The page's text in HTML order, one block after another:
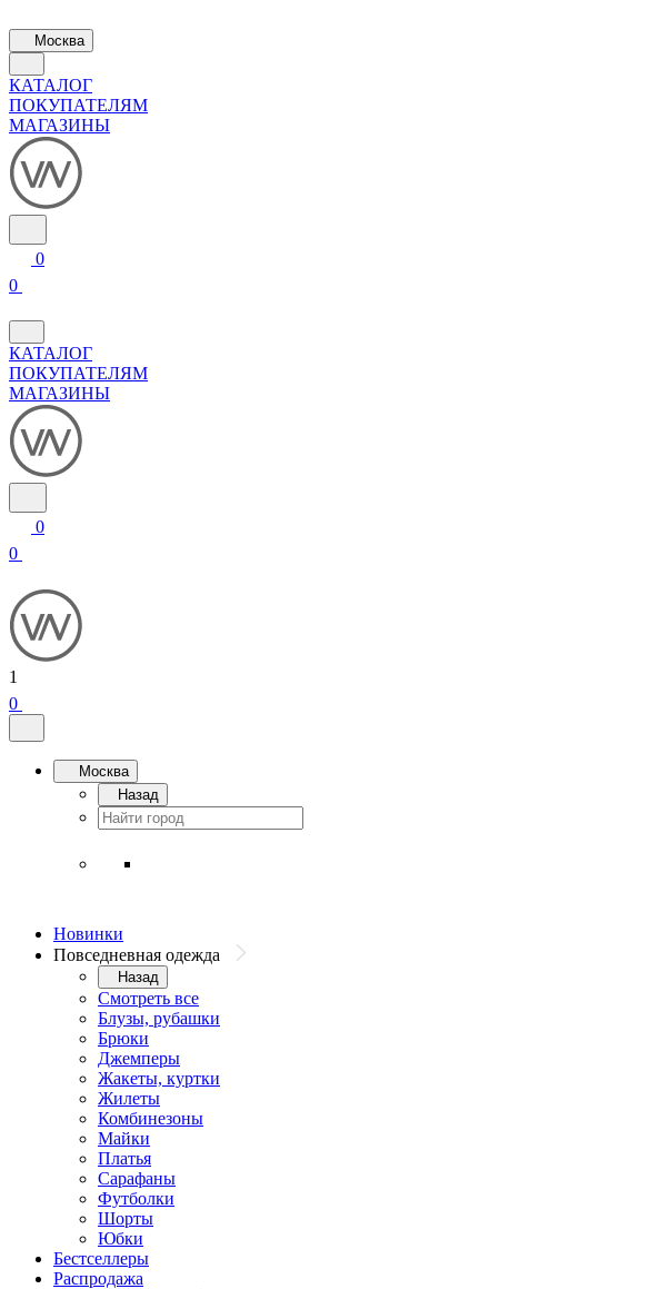
Москва
КАТАЛОГ
ПОКУПАТЕЛЯМ
МАГАЗИНЫ
0
0
КАТАЛОГ
ПОКУПАТЕЛЯМ
МАГАЗИНЫ
0
0
1
0
Москва
Назад
Новинки
Повседневная одежда
Назад
Смотреть все
Блузы, рубашки
Брюки
Джемперы
Жакеты, куртки
Жилеты
Комбинезоны
Майки
Платья
Сарафаны
Футболки
Шорты
Юбки
Бестселлеры
Распродажа